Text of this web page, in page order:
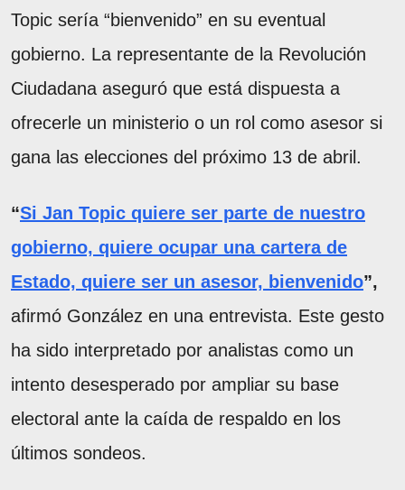
Topic sería “bienvenido” en su eventual
gobierno. La representante de la Revolución
Ciudadana aseguró que está dispuesta a
ofrecerle un ministerio o un rol como asesor si
gana las elecciones del próximo 13 de abril.
“Si Jan Topic quiere ser parte de nuestro
gobierno, quiere ocupar una cartera de
Estado, quiere ser un asesor, bienvenido”,
afirmó González en una entrevista. Este gesto
ha sido interpretado por analistas como un
intento desesperado por ampliar su base
electoral ante la caída de respaldo en los
últimos sondeos.